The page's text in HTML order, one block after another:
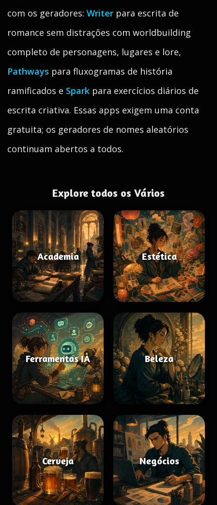
com os geradores: Writer para escrita de
romance sem distrações com worldbuilding
completo de personagens, lugares e lore,
Pathways para fluxogramas de história
ramificados e Spark para exercícios diários de
escrita criativa. Essas apps exigem uma conta
gratuita; os geradores de nomes aleatórios
continuam abertos a todos.
Explore todos os Vários
Academia Estética
Ferramentas IA Beleza
Cerveja Negócios